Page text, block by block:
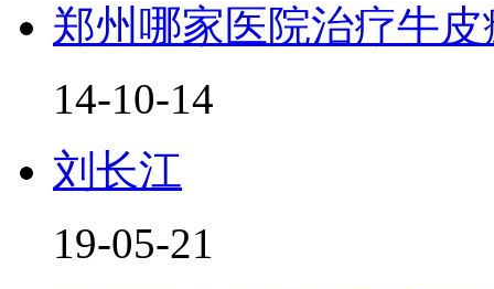
郑州哪家医院治疗牛皮
14-10-14
刘长江
19-05-21